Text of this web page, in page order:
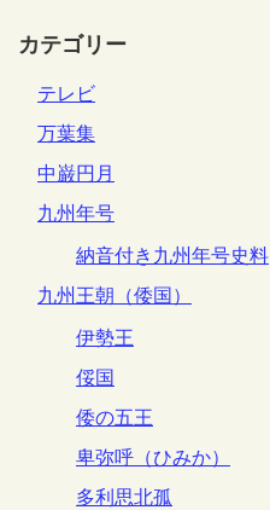
カテゴリー
テレビ
万葉集
中巌円月
九州年号
納音付き九州年号史料
九州王朝（倭国）
伊勢王
俀国
倭の五王
卑弥呼（ひみか）
多利思北孤